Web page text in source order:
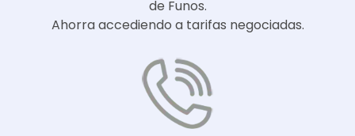
de Funos.
Ahorra accediendo a tarifas negociadas.